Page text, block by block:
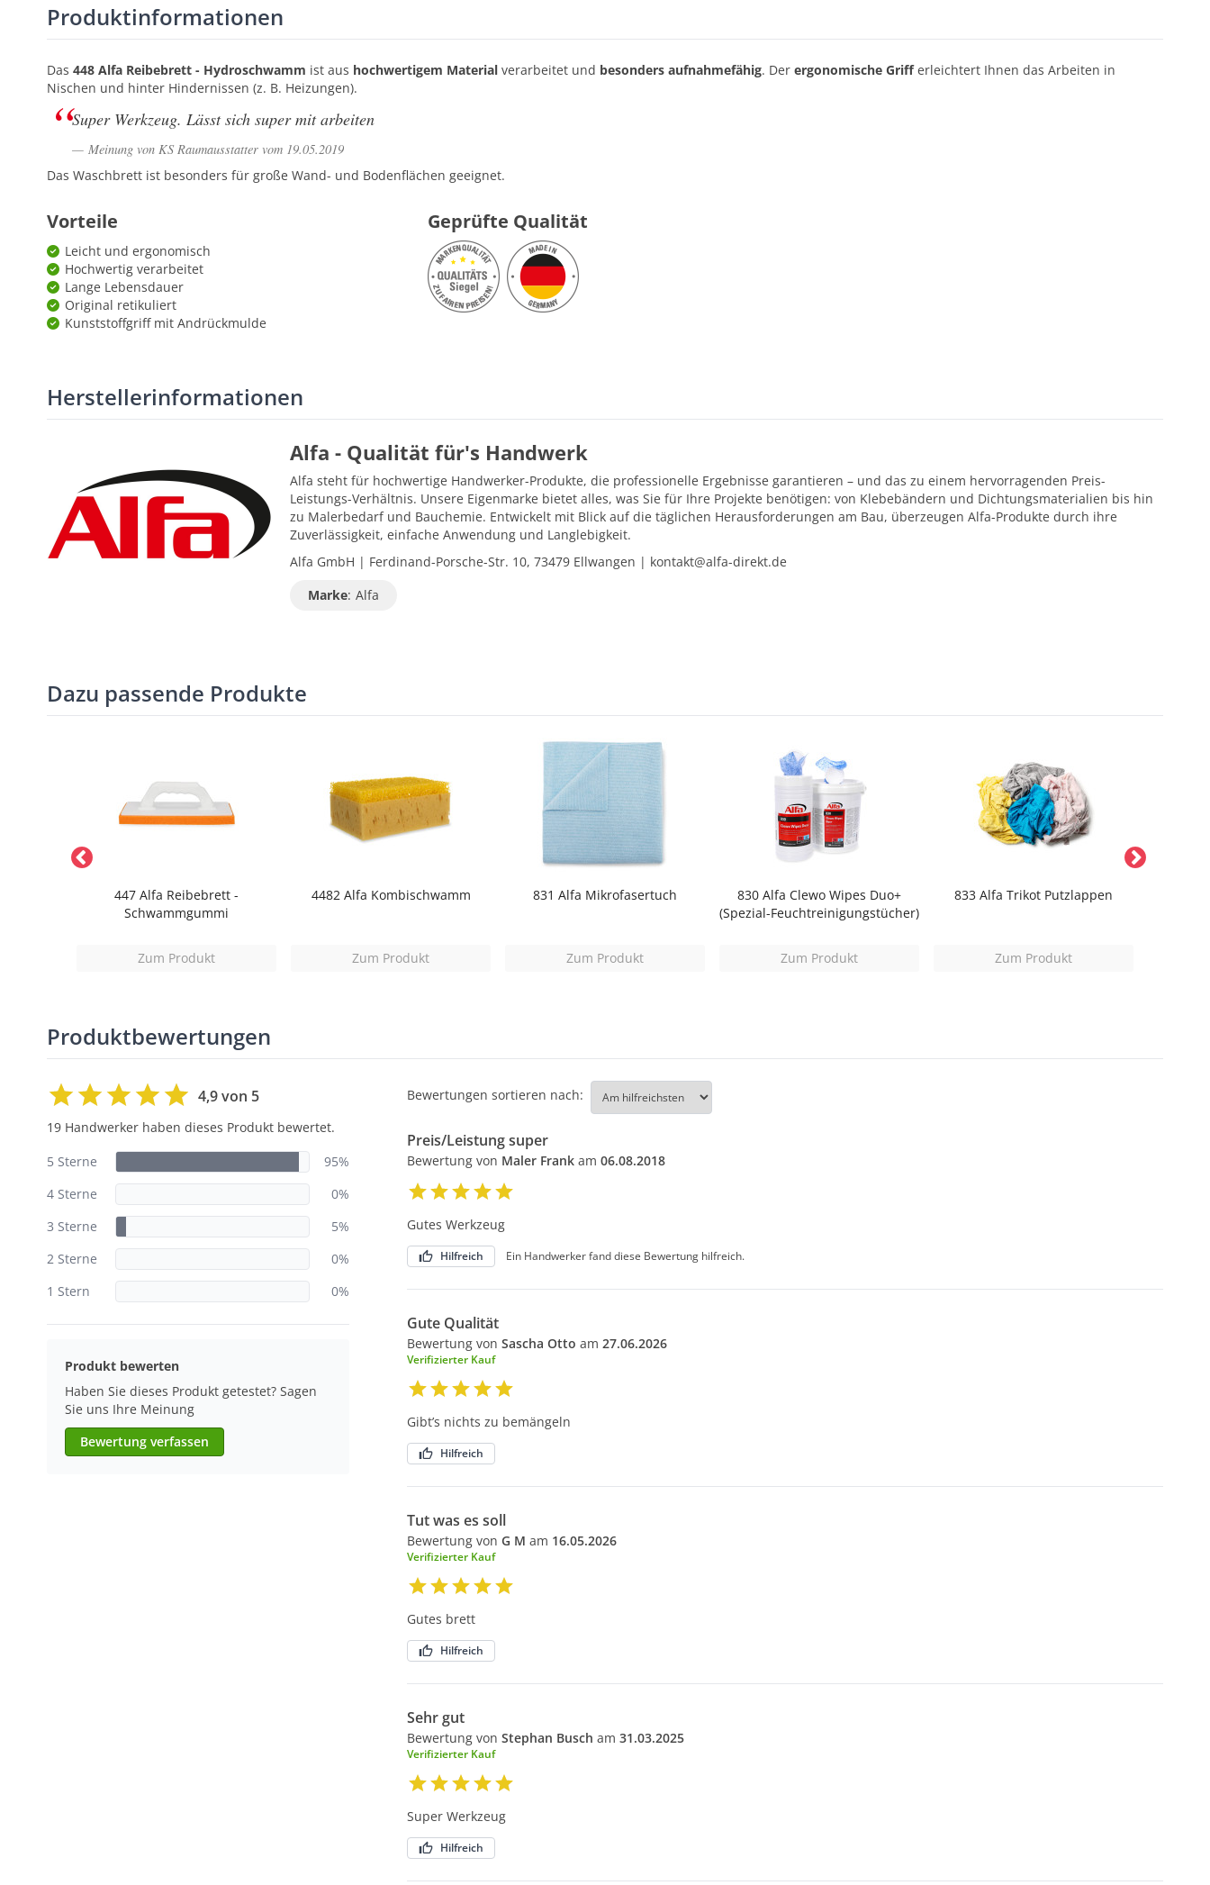
Produktinformationen
Das 448 Alfa Reibebrett - Hydroschwamm ist aus hochwertigem Material verarbeitet und besonders aufnahmefähig. Der ergonomische Grifferleichtert Ihnen das Arbeiten in
Nischen und hinter Hindernissen (z. B. Heizungen).
Super Werkzeug. Lässt sich super mit arbeiten
Meinung von KS Raumausstatter vom 19.05.2019
Das Waschbrett ist besonders für große Wand- und Bodenflächen geeignet.
Vorteile
Leicht und ergonomisch
Hochwertig verarbeitet
Lange Lebensdauer
Original retikuliert
Kunststoffgriff mit Andrückmulde
Geprüfte Qualität
Herstellerinformationen
Alfa - Qualität für's Handwerk
Alfa steht für hochwertige Handwerker-Produkte, die professionelle Ergebnisse garantieren – und das zu einem hervorragenden Preis-
Leistungs-Verhältnis. Unsere Eigenmarke bietet alles, was Sie für Ihre Projekte benötigen: von Klebebändern und Dichtungsmaterialien bis hin
zu Malerbedarf und Bauchemie. Entwickelt mit Blick auf die täglichen Herausforderungen am Bau, überzeugen Alfa-Produkte durch ihre
Zuverlässigkeit, einfache Anwendung und Langlebigkeit.
Alfa GmbH | Ferdinand-Porsche-Str. 10, 73479 Ellwangen | kontakt@alfa-direkt.de
Marke: Alfa
Dazu passende Produkte
447 Alfa Reibebrett -
Schwammgummi
Zum Produkt
4482 Alfa Kombischwamm
Zum Produkt
831 Alfa Mikrofasertuch
Zum Produkt
830 Alfa Clewo Wipes Duo+
(Spezial-Feuchtreinigungstücher)
Zum Produkt
833 Alfa Trikot Putzlappen
Zum Produkt
Produktbewertungen
4,9 von 5
19 Handwerker haben dieses Produkt bewertet.
5 Sterne
95%
4 Sterne
0%
3 Sterne
5%
2 Sterne
0%
1 Stern
0%
Produkt bewerten
Haben Sie dieses Produkt getestet? Sagen
Sie uns Ihre Meinung
Bewertung verfassen
Bewertungen sortieren nach:
Preis/Leistung super
Bewertung von Maler Frank am 06.08.2018
Gutes Werkzeug
Hilfreich Ein Handwerker fand diese Bewertung hilfreich.
Gute Qualität
Bewertung von Sascha Otto am 27.06.2026
Verifizierter Kauf
Gibt’s nichts zu bemängeln
Hilfreich
Tut was es soll
Bewertung von G M am 16.05.2026
Verifizierter Kauf
Gutes brett
Hilfreich
Sehr gut
Bewertung von Stephan Busch am 31.03.2025
Verifizierter Kauf
Super Werkzeug
Hilfreich